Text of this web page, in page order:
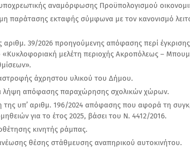
αναμόρφωσης Προϋπολογισμού
παράτασης εκταφής σύμφωνα με τον κανονισμό
39/2026 προηγούμενης απόφασης περί
«Κυκλοφοριακή μελέτη περιοχής Ακροπόλεως –
άχρηστου υλικού του Δήμου.
λήψη απόφασης παραχώρησης σχολικών χώρων.
της υπ’ αριθμ. 196/2024 απόφασης που αφορά τη
για το έτος 2025, βάσει του Ν. 4412/2016.
κινητής ράμπας.
θέσης στάθμευσης αναπηρικού αυτοκινήτου.